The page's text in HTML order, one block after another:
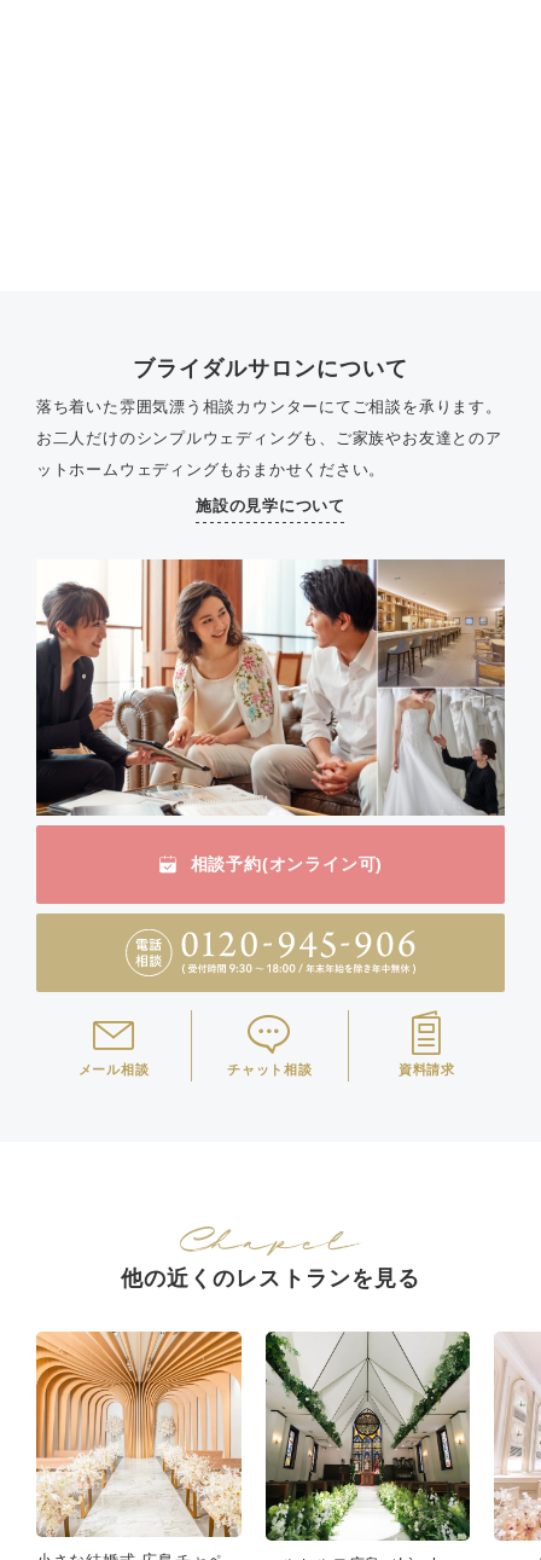
ブライダルサロンについて
落ち着いた雰囲気漂う相談カウンターにてご相談を承ります。
お二人だけのシンプルウェディングも、ご家族やお友達とのア
ットホームウェディングもおまかせください。
施設の見学について
相談予約(オンライン可)
メール相談 チャット相談 資料請求
他の近くのレストランを見る